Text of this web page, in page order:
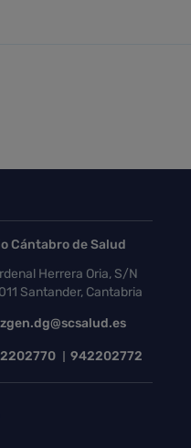
Cántabro de Salud
Herrera Oria, S/N
Santander, Cantabria
942202772